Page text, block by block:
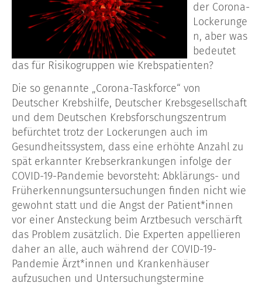
der Corona-
Lockerunge
n, aber was
bedeutet
das für Risikogruppen wie Krebspatienten?
Die so genannte „Corona-Taskforce“ von
Deutscher Krebshilfe, Deutscher Krebsgesellschaft
und dem Deutschen Krebsforschungszentrum
befürchtet trotz der Lockerungen auch im
Gesundheitssystem, dass eine erhöhte Anzahl zu
spät erkannter Krebserkrankungen infolge der
COVID-19-Pandemie bevorsteht: Abklärungs- und
Früherkennungsuntersuchungen finden nicht wie
gewohnt statt und die Angst der Patient*innen
vor einer Ansteckung beim Arztbesuch verschärft
das Problem zusätzlich. Die Experten appellieren
daher an alle, auch während der COVID-19-
Pandemie Ärzt*innen und Krankenhäuser
aufzusuchen und Untersuchungstermine